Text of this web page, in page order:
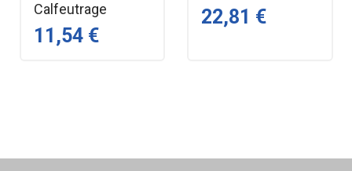
Calfeutrage
11,54 €
22,81 €